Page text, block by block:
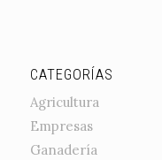
CATEGORÍAS
Agricultura
Empresas
Ganadería